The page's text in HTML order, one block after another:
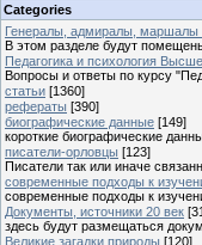
Categories
Генералы, адмиралы, маршалы
В этом разделе будут
Педагогика и психология
Вопросы и ответы по курсу
статьи [1360]
рефераты [390]
биографические данные [149]
короткие биографические
писатели-орловцы [123]
Писатели так или иначе
современные подходы к
современные подходы к
Документы, источники 20 век
здесь будут размещаться
Великие загадки природы [120]